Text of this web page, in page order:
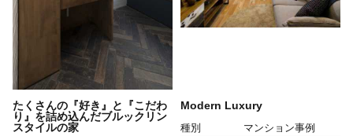
たくさんの『好き』と『こだわ
り』を詰め込んだブルックリン
スタイルの家
Modern Luxury
種別
マンション事例